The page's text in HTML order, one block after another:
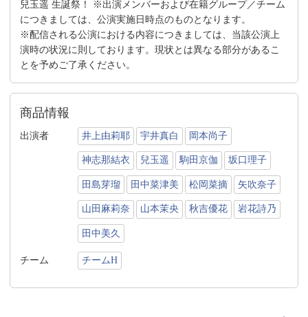
兒玉遥 生誕祭！ ※出演メンバーおよび在籍グループ／チーム
につきましては、公演実施日時点のものとなります。
※配信される公演における内容につきましては、当該公演上
演時の状況に則しております。現状とは異なる部分があるこ
とを予めご了承ください。
商品情報
出演者 井上由莉耶 宇井真白 岡本尚子
神志那結衣 兒玉遥 駒田京伽 坂口理子
田島芽瑠 田中菜津美 松岡菜摘 矢吹奈子
山田麻莉奈 山本茉央 秋吉優花 岩花詩乃
田中美久
チーム チームH